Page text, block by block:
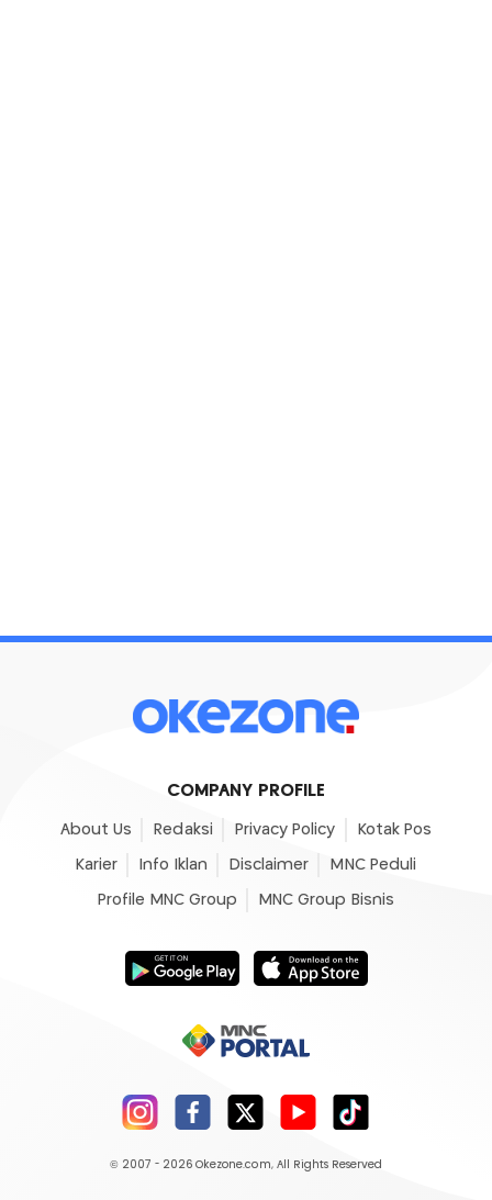
COMPANY PROFILE
About Us Redaksi Privacy Policy Kotak Pos
Karier Info Iklan Disclaimer MNC Peduli
Profile MNC Group MNC Group Bisnis
© 2007 - 2026 Okezone.com, All Rights Reserved